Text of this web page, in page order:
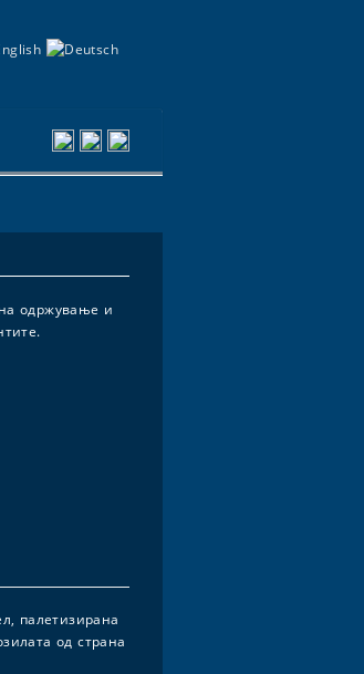
одржување и
палетизирана
од страна